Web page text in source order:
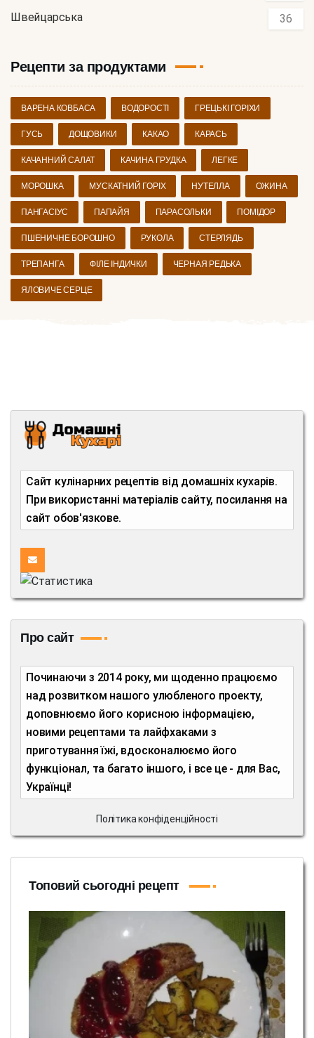
Швейцарська 36
Рецепти за продуктами
ВАРЕНА КОВБАСА ВОДОРОСТІ ГРЕЦЬКІ ГОРІХИ
ГУСЬ ДОЩОВИКИ КАКАО КАРАСЬ
КАЧАННИЙ САЛАТ КАЧИНА ГРУДКА ЛЕГКЕ
МОРОШКА МУСКАТНИЙ ГОРІХ НУТЕЛЛА ОЖИНА
ПАНГАСІУС ПАПАЙЯ ПАРАСОЛЬКИ ПОМІДОР
ПШЕНИЧНЕ БОРОШНО РУКОЛА СТЕРЛЯДЬ
ТРЕПАНГА ФІЛЕ ІНДИЧКИ ЧЕРНАЯ РЕДЬКА
ЯЛОВИЧЕ СЕРЦЕ
Сайт кулінарних рецептів від домашніх кухарів.
При використанні матеріалів сайту, посилання на
сайт обов'язкове.
Про сайт
Починаючи з 2014 року, ми щоденно працюємо
над розвитком нашого улюбленого проекту,
доповнюємо його корисною інформацією,
новими рецептами та лайфхаками з
приготування їжі, вдосконалюємо його
функціонал, та багато іншого, і все це - для Вас,
Українці!
Політика конфіденційності
Топовий сьогодні рецепт